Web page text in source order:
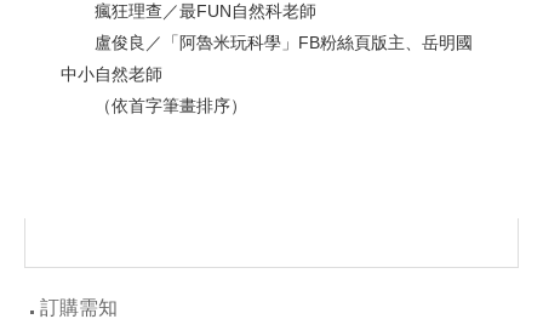
瘋狂理查／最FUN自然科老師
盧俊良／「阿魯米玩科學」FB粉絲頁版主、岳明國
中小自然老師
（依首字筆畫排序）
訂購需知